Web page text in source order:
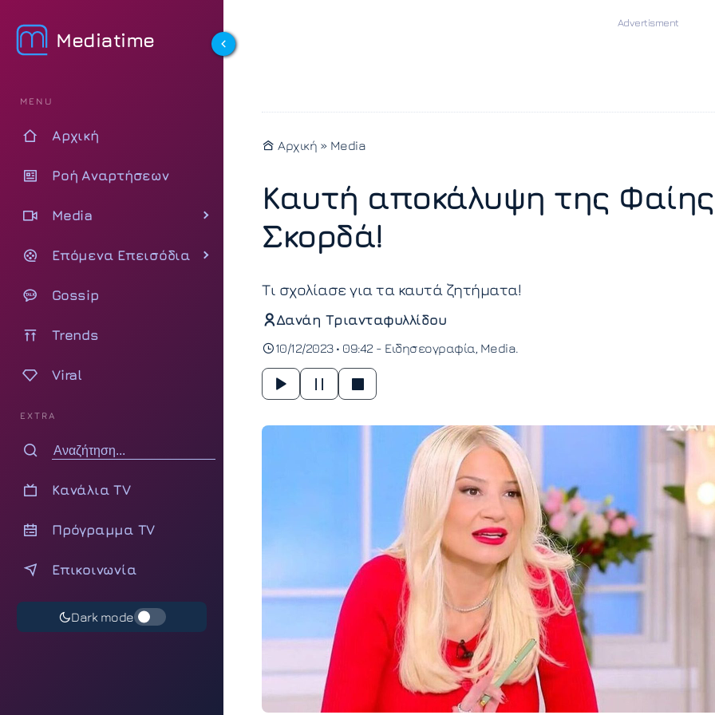
Mediatime
MENU
Αρχική
Ροή Αναρτήσεων
Media
Επόμενα Επεισόδια
Gossip
Trends
Viral
EXTRA
Κανάλια TV
Πρόγραμμα TV
Επικοινωνία
Dark mode
Αρχική » Media
Καυτή αποκάλυψη της Φαίης
Σκορδά!
Τι σχολίασε για τα καυτά ζητήματα!
Δανάη Τριανταφυλλίδου
10/12/2023 • 09:42 - Ειδησεογραφία Media